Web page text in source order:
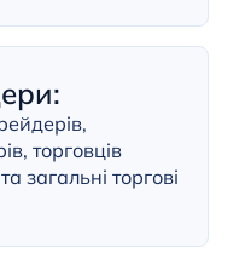
торговців
загальні торгові